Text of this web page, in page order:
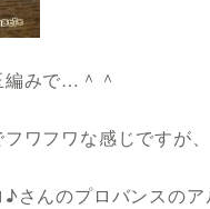
編みで…＾＾
ワフワな感じですが
さんのプロバンスの